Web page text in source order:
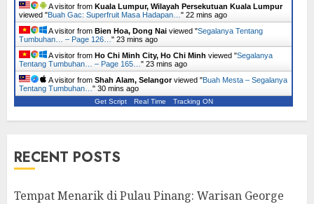
A visitor from Kuala Lumpur, Wilayah Persekutuan Kuala Lumpur
viewed "Buah Gac: Superfruit Masa Hadapan… " 22 mins ago
A visitor from Bien Hoa, Dong Nai viewed "Segalanya Tentang
Tumbuhan… – Page 126… " 23 mins ago
A visitor from Ho Chi Minh City, Ho Chi Minh viewed "Segalanya
Tentang Tumbuhan… – Page 165… " 23 mins ago
A visitor from Shah Alam, Selangorviewed "Buah Mesta – Segalanya
Tentang Tumbuhan… " 30 mins ago
Get Script Real Time Tracking ON
RECENT POSTS
Tempat Menarik di Pulau Pinang: Warisan George